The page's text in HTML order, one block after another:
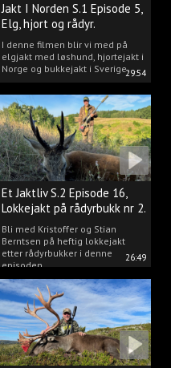
29:54
Jakt I Norden S.1 Episode 5,
Elg, hjort og rådyr.
I denne filmen blir vi med på
elgjakt med løshund, hjortejakt i
Norge og bukkejakt i Sverige.
26:49
Et Jaktliv S.2 Episode 16,
Lokkejakt på rådyrbukk nr 2.
Bli med Kristoffer og Stian
Berntsen på heftig lokkejakt
etter rådyrbukker i denne
episoden.